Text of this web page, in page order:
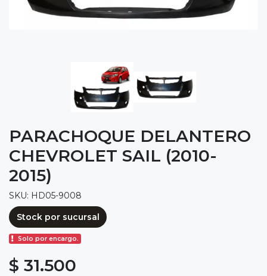
PARACHOQUE DELANTERO
CHEVROLET SAIL (2010-
2015)
SKU: HD05-9008
Stock por sucursal
Solo por encargo.
$ 31.500